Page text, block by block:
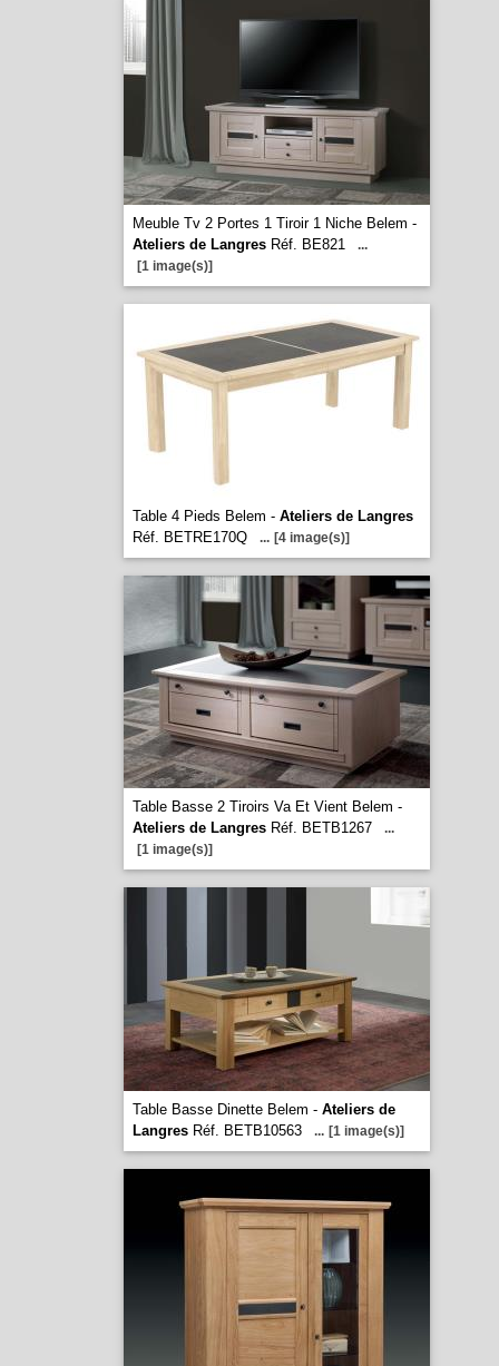
Meuble Tv 2 Portes 1 Tiroir 1 Niche Belem -
Ateliers de LangresRéf. BE821
...
[1 image(s)]
Table 4 Pieds Belem - Ateliers de Langres
Réf. BETRE170Q
... [4 image(s)]
Table Basse 2 Tiroirs Va Et Vient Belem -
Ateliers de LangresRéf. BETB1267
...
[1 image(s)]
Table Basse Dinette Belem - Ateliers de
LangresRéf. BETB10563 ... [1 image(s)]